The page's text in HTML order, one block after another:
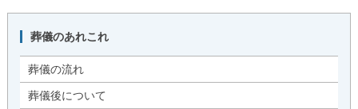
葬儀のあれこれ
葬儀の流れ
葬儀後について